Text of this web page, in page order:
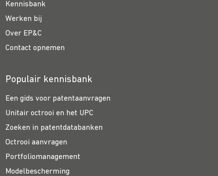
Kennisbank
Werken bij
Over EP&C
Contact opnemen
Populair kennisbank
Een gids voor patentaanvragen
Unitair octrooi en het UPC
Zoeken in patentdatabanken
Octrooi aanvragen
Portfoliomanagement
Modelbescherming